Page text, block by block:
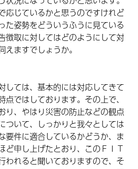
応じているかと思うのですけれど
た姿勢をどういうふうに見ている
徴取に対してはどのようにして対
ますでしょうか。
しては、基本的には対応してきて
点ではしております。その上で、
り、やはり災害の防止などの観点
ついて、しっかりと我々としては
要件に適合しているかどうか、ま
ど申し上げたとおり、このＦＩＴ
われると聞いておりますので、そ